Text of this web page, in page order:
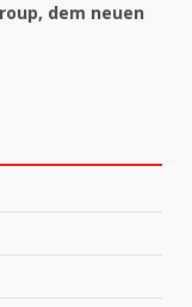
dem neuen